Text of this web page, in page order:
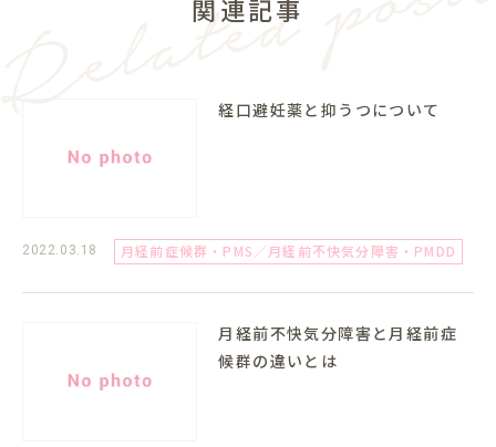
関連記事
経口避妊薬と抑うつについて
2022.03.18 月経前症候群・PMS／月経前不快気分障害・PMDD
月経前不快気分障害と月経前症
候群の違いとは